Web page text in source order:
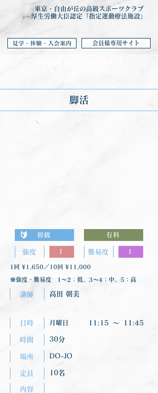
東京・自由が丘の高級スポーツクラブ
厚生労働大臣認定「指定運動療法施設」
見学・体験・入会案内 会員様専用サイト
脚活
初級
🔰
強度 1
有料
難易度 1
1回 ¥1,650／10回 ¥11,000
※強度・難易度 1〜2：低、3〜4：中、5：高
講師 高田 朝美
日時 月曜日 11:15 〜 11:45
時間 30分
場所 DO-JO
定員 10名
内容